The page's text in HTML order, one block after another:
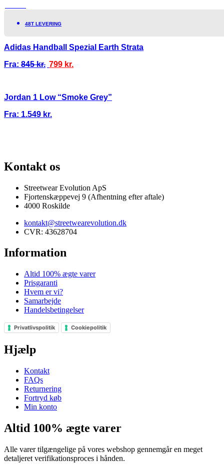
48T LEVERING
Adidas Handball Spezial Earth Strata
Fra: 845kr. 799 kr.
Jordan 1 Low “Smoke Grey”
Fra: 1.549 kr.
Kontakt os
Streetwear Evolution ApS
Fjortenskæppevej 9 (Afhentning efter aftale)
4000 Roskilde
kontakt@streetwearevolution.dk
CVR: 43628704
Information
Altid 100% ægte varer
Prisgaranti
Hvem er vi?
Samarbejde
Handelsbetingelser
Privatlivspolitik Cookiepolitik
Hjælp
Kontakt
FAQs
Returnering
Fortryd køb
Min konto
Altid 100% ægte varer
Alle varer tilgængelige på vores webshop gennemgår en meget
detaljeret verifikationsproces i hånden.